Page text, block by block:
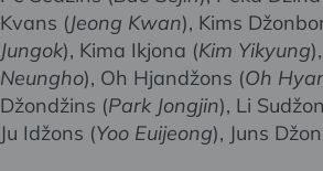
Kvans (Jeong Kwan), Kims
Jungok), Kima Ikjona (Kim Yikyung
Neungho), Oh Hjandžons (Oh
Džondžins (Park Jongjin), Li
Ju Idžons (Yoo Euijeong), Juns